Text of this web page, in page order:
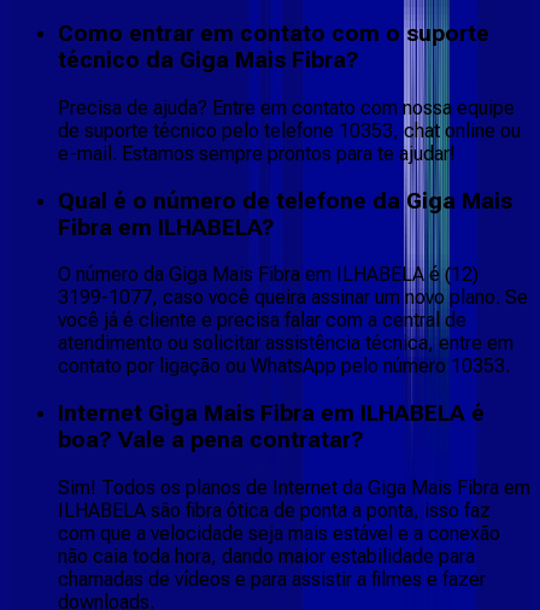
Como entrar em contato com o suporte
técnico da Giga Mais Fibra?
Precisa de ajuda? Entre em contato com nossa equipe
de suporte técnico pelo telefone 10353, chat online ou
e-mail. Estamos sempre prontos para te ajudar!
Qual é o número de telefone da Giga Mais
Fibra em ILHABELA?
O número da Giga Mais Fibra em ILHABELA é (12)
3199-1077, caso você queira assinar um novo plano. Se
você já é cliente e precisa falar com a central de
atendimento ou solicitar assistência técnica, entre em
contato por ligação ou WhatsApp pelo número 10353.
Internet Giga Mais Fibra em ILHABELA é
boa? Vale a pena contratar?
Sim! Todos os planos de Internet da Giga Mais Fibra em
ILHABELA são fibra ótica de ponta a ponta, isso faz
com que a velocidade seja mais estável e a conexão
não caia toda hora, dando maior estabilidade para
chamadas de vídeos e para assistir a filmes e fazer
downloads.